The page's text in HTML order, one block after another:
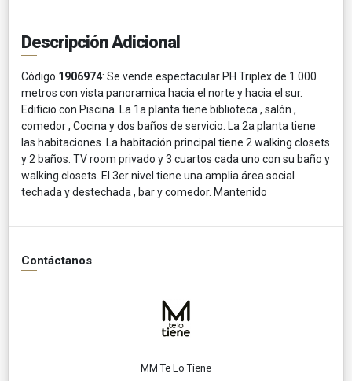
Descripción Adicional
Código 1906974: Se vende espectacular PH Triplex de 1.000
metros con vista panoramica hacia el norte y hacia el sur.
Edificio con Piscina. La 1a planta tiene biblioteca , salón ,
comedor , Cocina y dos baños de servicio. La 2a planta tiene
las habitaciones. La habitación principal tiene 2 walking closets
y 2 baños. TV room privado y 3 cuartos cada uno con su baño y
walking closets. El 3er nivel tiene una amplia área social
techada y destechada , bar y comedor. Mantenido
Contáctanos
MM Te Lo Tiene